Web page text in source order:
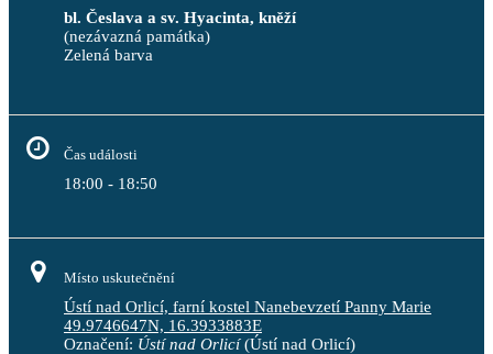
bl. Česlava a sv. Hyacinta, kněží
(nezávazná památka)
Zelená barva
Čas události
18:00 - 18:50
Místo uskutečnění
Ústí nad Orlicí, farní kostel Nanebevzetí Panny Marie
49.9746647N, 16.3933883E
Označení: Ústí nad Orlicí(Ústí nad Orlicí)